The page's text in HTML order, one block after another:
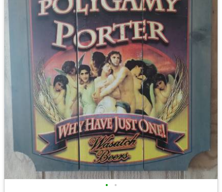
• •